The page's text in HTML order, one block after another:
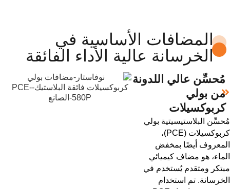
المضافات الأساسية في
الخرسانة عالية الأداء الفائقة
مُحسِّن عالي اللدونة
من بولي
كربوكسيلات
مُحسِّن البلاستيسيتية بولي
كربوكسيلات (PCE)،
المعروف أيضًا بمخفض
الماء، هو مضاف كيميائي
مبتكر ومتقدم يُستخدم في
الخرسانة. تم استخدام